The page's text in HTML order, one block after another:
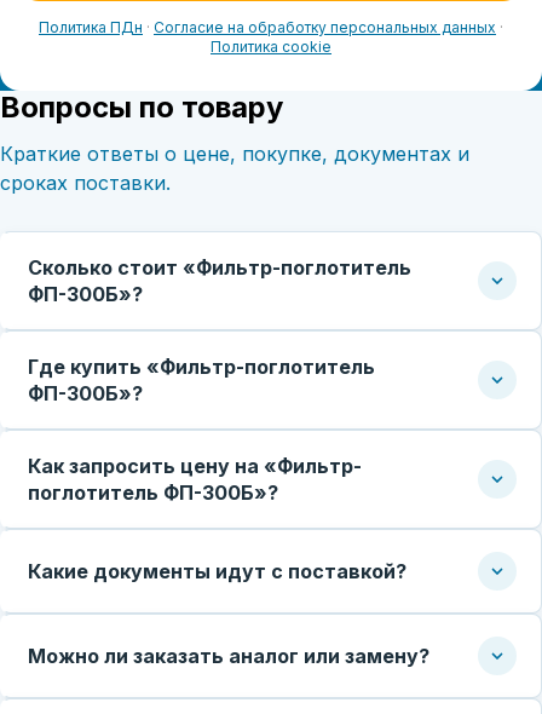
Политика ПДн · Согласие на обработку персональных данных ·
Политика cookie
Вопросы по товару
Краткие ответы о цене, покупке, документах и
сроках поставки.
Сколько стоит «Фильтр-поглотитель
ФП-300Б»?
Где купить «Фильтр-поглотитель
ФП-300Б»?
Как запросить цену на «Фильтр-
поглотитель ФП-300Б»?
Какие документы идут с поставкой?
Можно ли заказать аналог или замену?